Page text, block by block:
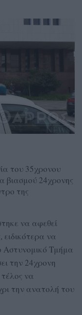
του 35χρονου
βιασμού 24χρονης
της
να αφεθεί
ειδικότερα να
Αστυνομικό Τμήμα
την 24χρονη
να
την ανατολή του